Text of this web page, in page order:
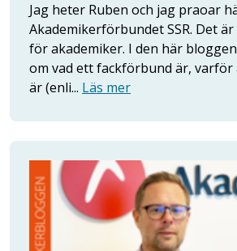
Jag heter Ruben och jag praoar
Akademikerförbundet SSR. Det
för akademiker. I den här
om vad ett fackförbund är, varför
är (enli... Läs mer